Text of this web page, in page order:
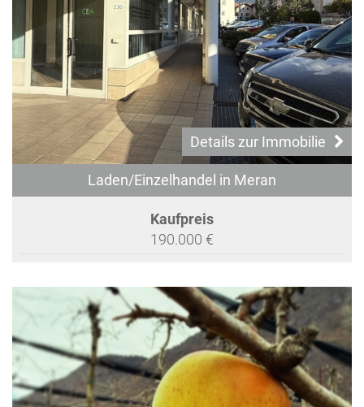
Details zur Immobilie
Laden/Einzelhandel in Meran
Kaufpreis
190.000 €